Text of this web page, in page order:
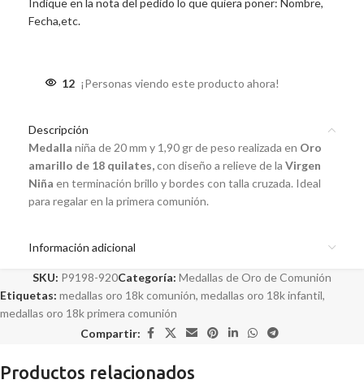
Indique en la nota del pedido lo que quiera poner: Nombre,
Fecha,etc.
12 ¡Personas viendo este producto ahora!
Descripción
Medalla niña de 20 mm y 1,90 gr de peso realizada en Oro
amarillo de 18 quilates,con diseño a relieve de la Virgen
Niña en terminación brillo y bordes con talla cruzada. Ideal
para regalar en la primera comunión.
Información adicional
SKU: P9198-920Categoría: Medallas de Oro de Comunión
Etiquetas: medallas oro 18k comunión, medallas oro 18k infantil,
medallas oro 18k primera comunión
Compartir:
Productos relacionados